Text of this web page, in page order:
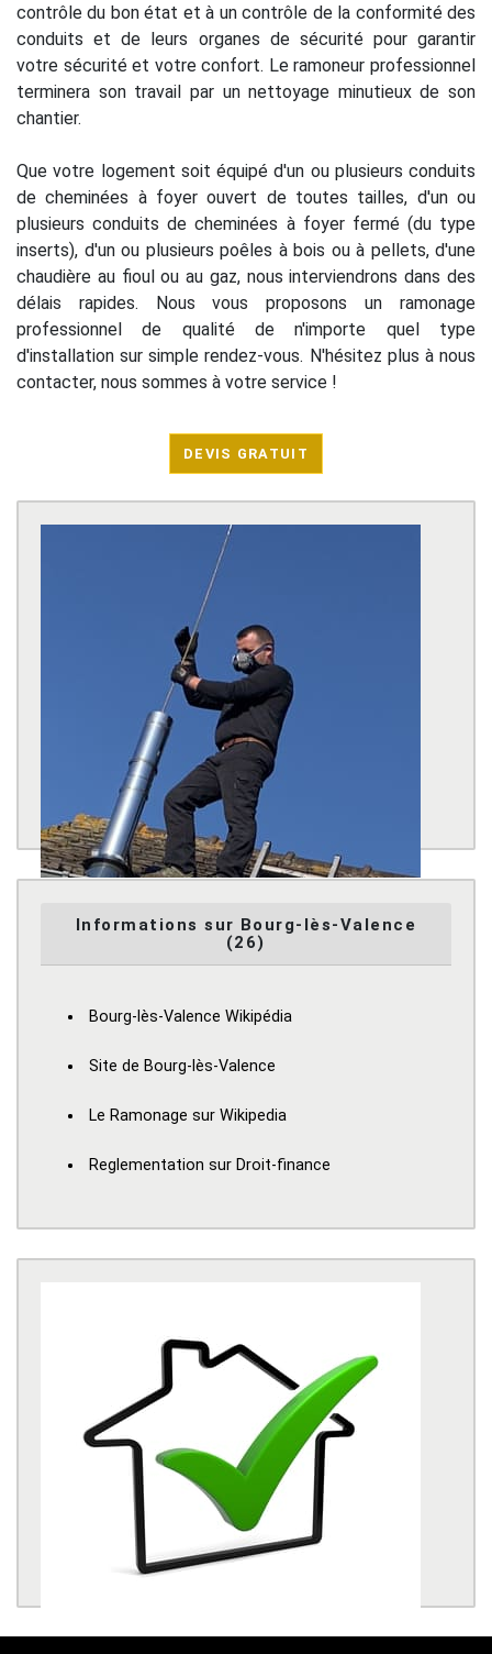
contrôle du bon état et à un contrôle de la conformité des
conduits et de leurs organes de sécurité pour garantir
votre sécurité et votre confort. Le ramoneur professionnel
terminera son travail par un nettoyage minutieux de son
chantier.
Que votre logement soit équipé d'un ou plusieurs conduits
de cheminées à foyer ouvert de toutes tailles, d'un ou
plusieurs conduits de cheminées à foyer fermé (du type
inserts), d'un ou plusieurs poêles à bois ou à pellets, d'une
chaudière au fioul ou au gaz, nous interviendrons dans des
délais rapides. Nous vous proposons un ramonage
professionnel de qualité de n'importe quel type
d'installation sur simple rendez-vous. N'hésitez plus à nous
contacter, nous sommes à votre service !
DEVIS GRATUIT
Informations sur Bourg-lès-Valence
(26)
Bourg-lès-Valence Wikipédia
Site de Bourg-lès-Valence
Le Ramonage sur Wikipedia
Reglementation sur Droit-finance